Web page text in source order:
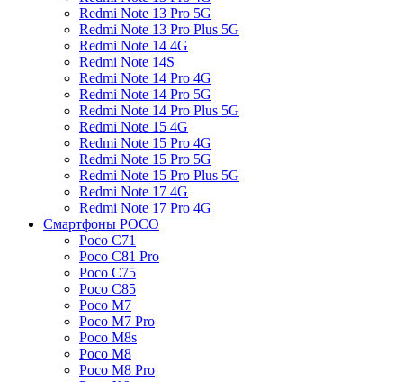
Redmi Note 13 Pro 5G
Redmi Note 13 Pro Plus 5G
Redmi Note 14 4G
Redmi Note 14S
Redmi Note 14 Pro 4G
Redmi Note 14 Pro 5G
Redmi Note 14 Pro Plus 5G
Redmi Note 15 4G
Redmi Note 15 Pro 4G
Redmi Note 15 Pro 5G
Redmi Note 15 Pro Plus 5G
Redmi Note 17 4G
Redmi Note 17 Pro 4G
Смартфоны POCO
Poco C71
Poco C81 Pro
Poco C75
Poco C85
Poco M7
Poco M7 Pro
Poco M8s
Poco M8
Poco M8 Pro